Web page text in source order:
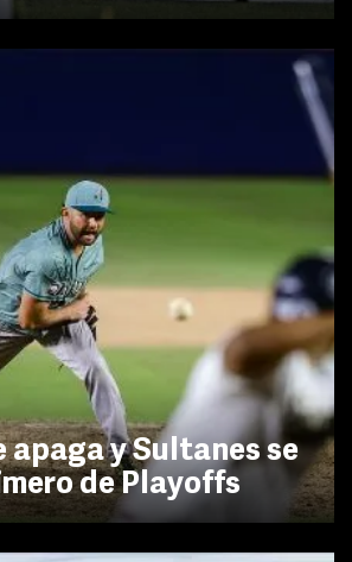
apaga y Sultanes se
de Playoffs